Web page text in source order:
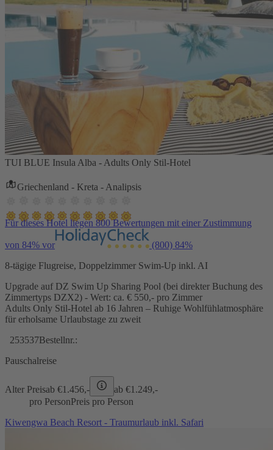
TUI BLUE Insula Alba - Adults Only Stil-Hotel
Griechenland - Kreta - Analipsis
Für dieses Hotel liegen 800 Bewertungen mit einer Zustimmung
von 84% vor (800) 84%
8-tägige Flugreise, Doppelzimmer Swim-Up inkl. AI
Upgrade auf DZ Swim Up Sharing Pool (bei direkter Buchung des
Zimmertyps DZX2) - Wert: ca. € 550,- pro Zimmer
Adults Only Stil-Hotel ab 16 Jahren – Ruhige Wohlfühlatmosphäre
für erholsame Urlaubstage zu zweit
253537Bestellnr.:
Pauschalreise
Alter Preisab €1.456,- ab €1.249,-
pro PersonPreis pro Person
Kiwengwa Beach Resort - Traumurlaub inkl. Safari